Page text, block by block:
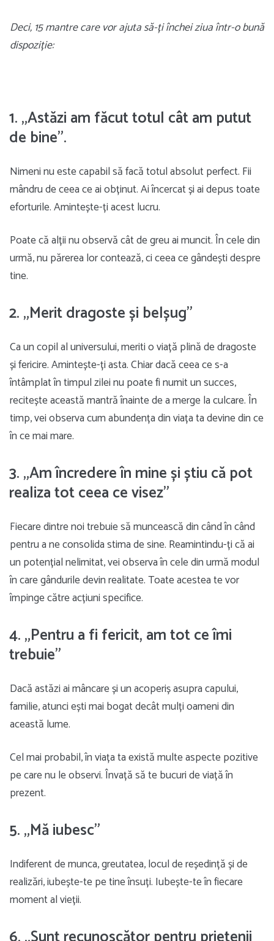
Deci, 15 mantre care vor ajuta să-ți închei ziua într-o bună
dispoziție:
1. „Astăzi am făcut totul cât am putut
de bine”.
Nimeni nu este capabil să facă totul absolut perfect. Fii
mândru de ceea ce ai obținut. Ai încercat și ai depus toate
eforturile. Amintește-ți acest lucru.
Poate că alții nu observă cât de greu ai muncit. În cele din
urmă, nu părerea lor contează, ci ceea ce gândești despre
tine.
2. „Merit dragoste și belșug”
Ca un copil al universului, meriti o viață plină de dragoste
și fericire. Amintește-ți asta. Chiar dacă ceea ce s-a
întâmplat în timpul zilei nu poate fi numit un succes,
recitește această mantră înainte de a merge la culcare. În
timp, vei observa cum abundența din viața ta devine din ce
în ce mai mare.
3. „Am încredere în mine și știu că pot
realiza tot ceea ce visez”
Fiecare dintre noi trebuie să muncească din când în când
pentru a ne consolida stima de sine. Reamintindu-ți că ai
un potențial nelimitat, vei observa în cele din urmă modul
în care gândurile devin realitate. Toate acestea te vor
împinge către acțiuni specifice.
4. „Pentru a fi fericit, am tot ce îmi
trebuie”
Dacă astăzi ai mâncare și un acoperiș asupra capului,
familie, atunci ești mai bogat decât mulți oameni din
această lume.
Cel mai probabil, în viața ta există multe aspecte pozitive
pe care nu le observi. Învață să te bucuri de viață în
prezent.
5. „Mă iubesc”
Indiferent de munca, greutatea, locul de reședință și de
realizări, iubește-te pe tine însuți. Iubește-te în fiecare
moment al vieții.